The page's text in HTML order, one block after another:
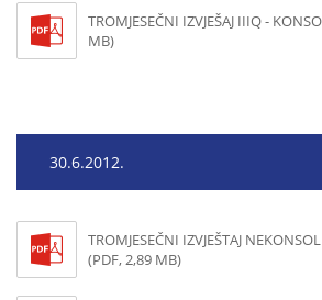
TROMJESEČNI IZVJEŠAJ IIIQ -
MB)
30.6.2012.
TROMJESEČNI IZVJEŠTAJ
(PDF, 2,89 MB)